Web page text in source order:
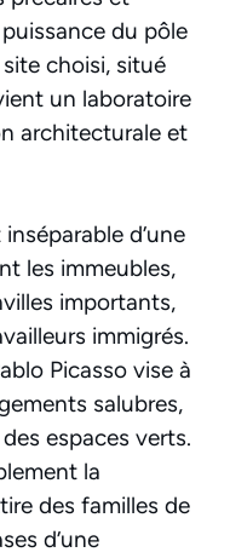
du pôle
site choisi, situé
un laboratoire
architecturale et
d’une
les immeubles,
importants,
immigrés.
Picasso vise à
salubres,
espaces verts.
la
des familles de
d’une